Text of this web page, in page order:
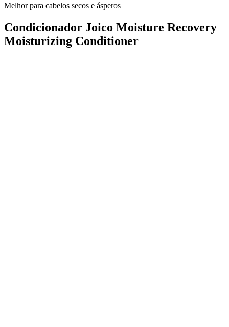
Melhor para cabelos secos e ásperos
Condicionador Joico Moisture Recovery
Moisturizing Conditioner